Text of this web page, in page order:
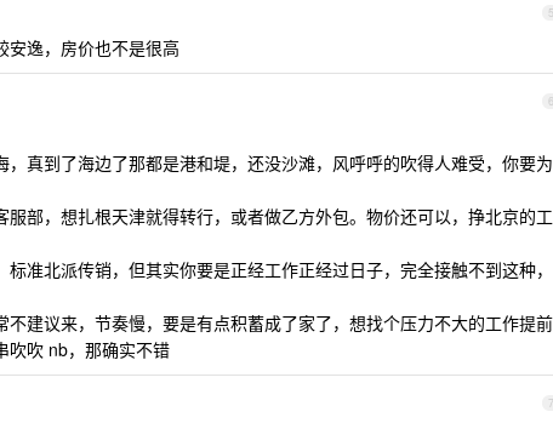
5
安逸，房价也不是很高
6
真到了海边了那都是港和堤，还没沙滩，风呼呼的吹得人难受，你要为
部，想扎根天津就得转行，或者做乙方外包。物价还可以，挣北京的工
准北派传销，但其实你要是正经工作正经过日子，完全接触不到这种，
建议来，节奏慢，要是有点积蓄成了家了，想找个压力不大的工作提前
吹吹 nb，那确实不错
7